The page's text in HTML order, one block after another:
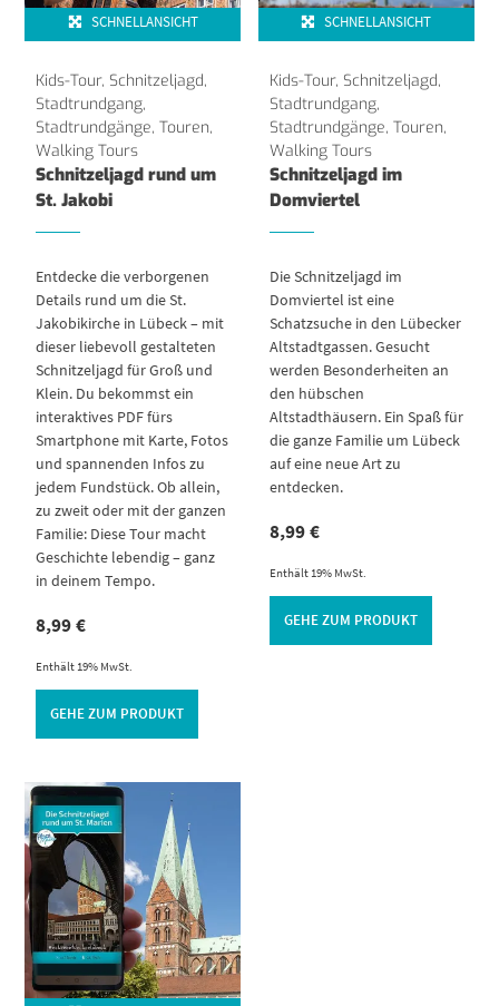
SCHNELLANSICHT
Kids-Tour, Schnitzeljagd,
Stadtrundgang,
Stadtrundgänge, Touren,
Walking Tours
Schnitzeljagd rund um
St. Jakobi
8,99€
Enthält 19% MwSt.
Entdecke die verborgenen
Details rund um die St.
Jakobikirche in Lübeck – mit
dieser liebevoll gestalteten
Schnitzeljagd für Groß und
Klein. Du bekommst ein
interaktives PDF fürs
Smartphone mit Karte, Fotos
und spannenden Infos zu
jedem Fundstück. Ob allein,
zu zweit oder mit der ganzen
Familie: Diese Tour macht
Geschichte lebendig – ganz
in deinem Tempo.
GEHE ZUM PRODUKT
SCHNELLANSICHT
Kids-Tour, Schnitzeljagd,
Stadtrundgang,
Stadtrundgänge, Touren,
Walking Tours
Schnitzeljagd im
Domviertel
8,99€
Enthält 19% MwSt.
Die Schnitzeljagd im
Domviertel ist eine
Schatzsuche in den Lübecker
Altstadtgassen. Gesucht
werden Besonderheiten an
den hübschen
Altstadthäusern. Ein Spaß für
die ganze Familie um Lübeck
auf eine neue Art zu
entdecken.
GEHE ZUM PRODUKT